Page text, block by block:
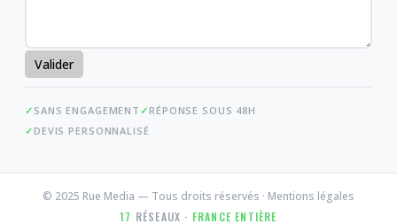
Valider
SANS ENGAGEMENT
RÉPONSE SOUS 48H
DEVIS PERSONNALISÉ
© 2025 Rue Media — Tous droits réservés · Mentions légales
17 RÉSEAUX · FRANCE ENTIÈRE